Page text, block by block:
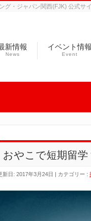
グ・ジャパン関西(FJK) 公式サ
新情報
News
イベント情報
Event
おやこで短期留
新日: 2017年3月24日 カテゴリー :